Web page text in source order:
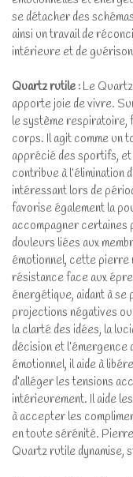
se détacher des
ainsi un travail de
intérieure et de
Quartz rutile : Le
apporte joie de vivre.
le système respiratoire,
corps. Il agit comme un
apprécié des sportifs,
contribue à l’élimination
intéressant lors de
favorise également la
accompagner certaines
douleurs liées aux
émotionnel, cette
résistance face aux
énergétique, aidant à
projections négatives
la clarté des idées, la
décision et
émotionnel, il aide à
d’alléger les tensions
intérieurement. Il aide
à accepter les
en toute sérénité.
Quartz rutile dynamise,